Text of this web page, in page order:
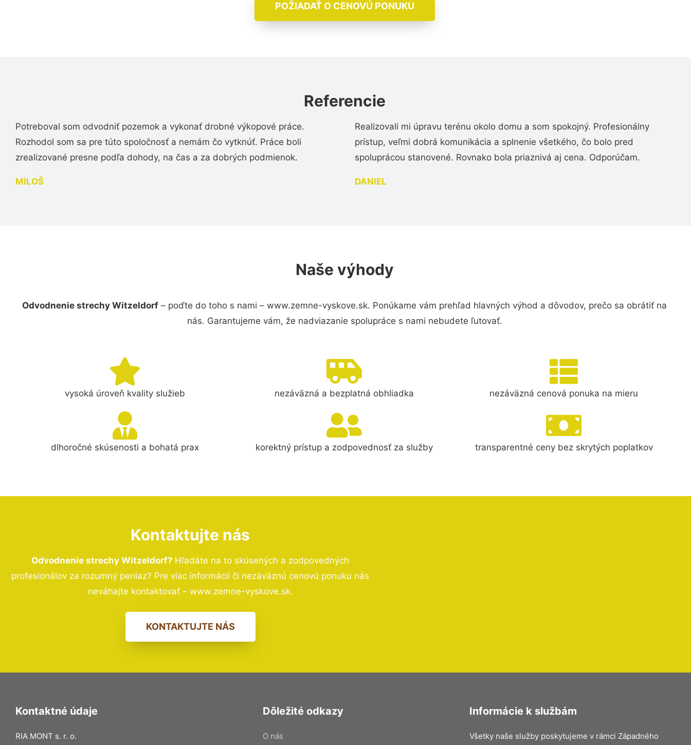
POŽIADAŤ O CENOVÚ PONUKU
Referencie
Potreboval som odvodniť pozemok a vykonať drobné výkopové práce.
Rozhodol som sa pre túto spoločnosť a nemám čo vytknúť. Práce boli
zrealizované presne podľa dohody, na čas a za dobrých podmienok.
MILOŠ
Realizovali mi úpravu terénu okolo domu a som spokojný. Profesionálny
prístup, veľmi dobrá komunikácia a splnenie všetkého, čo bolo pred
spoluprácou stanovené. Rovnako bola priaznivá aj cena. Odporúčam.
DANIEL
Naše výhody
Odvodnenie strechy Witzeldorf – poďte do toho s nami – www.zemne-vyskove.sk. Ponúkame vám prehľad hlavných výhod a dôvodov, prečo sa obrátiť na
nás. Garantujeme vám, že nadviazanie spolupráce s nami nebudete ľutovať.
vysoká úroveň kvality služieb nezáväzná a bezplatná obhliadka nezáväzná cenová ponuka na mieru
dlhoročné skúsenosti a bohatá prax korektný prístup a zodpovednosť za služby transparentné ceny bez skrytých poplatkov
Kontaktujte nás
Odvodnenie strechy Witzeldorf? Hľadáte na to skúsených a zodpovedných
profesionálov za rozumný peniaz? Pre viac informácií či nezáväznú cenovú ponuku nás
neváhajte kontaktovať – www.zemne-vyskove.sk.
KONTAKTUJTE NÁS
Kontaktné údaje
RIA MONT s. r. o.
Dôležité odkazy
O nás
Informácie k službám
Všetky naše služby poskytujeme v rámci Západného